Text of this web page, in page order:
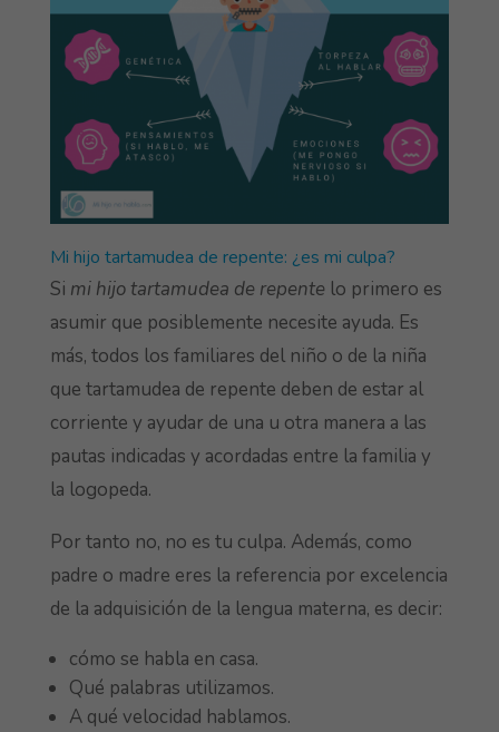
Mi hijo tartamudea de repente: ¿es mi culpa?
Si mi hijo tartamudea de repente lo primero es
asumir que posiblemente necesite ayuda. Es
más, todos los familiares del niño o de la niña
que tartamudea de repente deben de estar al
corriente y ayudar de una u otra manera a las
pautas indicadas y acordadas entre la familia y
la logopeda.
Por tanto no, no es tu culpa. Además, como
padre o madre eres la referencia por excelencia
de la adquisición de la lengua materna, es decir:
cómo se habla en casa.
Qué palabras utilizamos.
A qué velocidad hablamos.